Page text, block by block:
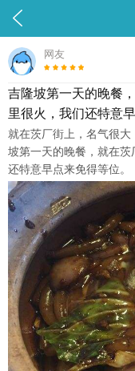

网友
吉隆坡第一天的晚餐
里很火，我们还特意
就在茨厂街上，名气很
坡第一天的晚餐，就在
还特意早点来免得等位。